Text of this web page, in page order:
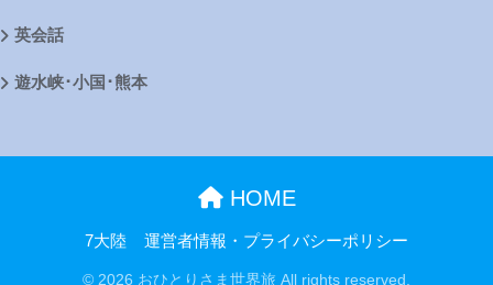
英会話
遊水峡･小国･熊本
HOME
7大陸 運営者情報・プライバシーポリシー
© 2026 おひとりさま世界旅 All rights reserved.